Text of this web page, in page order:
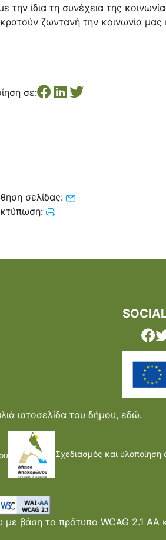
την ίδια τη συνέχεια της
ζωντανή την κοινωνία μας
σε:
σελίδας:
ιστοσελίδα του δήμου, εδώ.
Σχεδιασμός και
βάση το πρότυπο WCAG 2.1 AA